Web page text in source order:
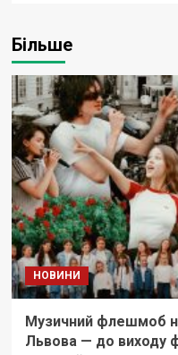
Більше
НОВИНИ
Музичний флешмоб на
Львова — до виходу